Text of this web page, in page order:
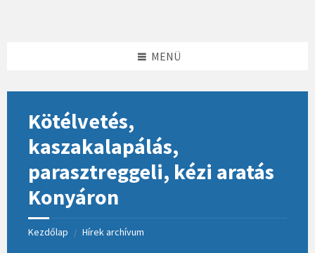
MENÜ
Kötélvetés,
kaszakalapálás,
parasztreggeli, kézi aratás
Konyáron
Kezdőlap / Hírek archívum